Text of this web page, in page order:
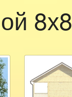
8х8